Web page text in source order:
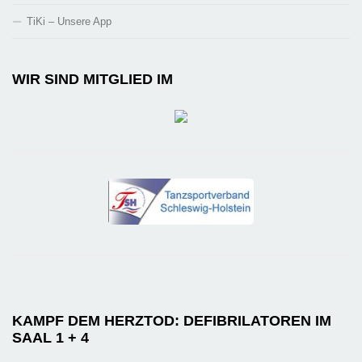
TiKi – Unsere App
WIR SIND MITGLIED IM
KAMPF DEM HERZTOD: DEFIBRILATOREN IM
SAAL 1 + 4